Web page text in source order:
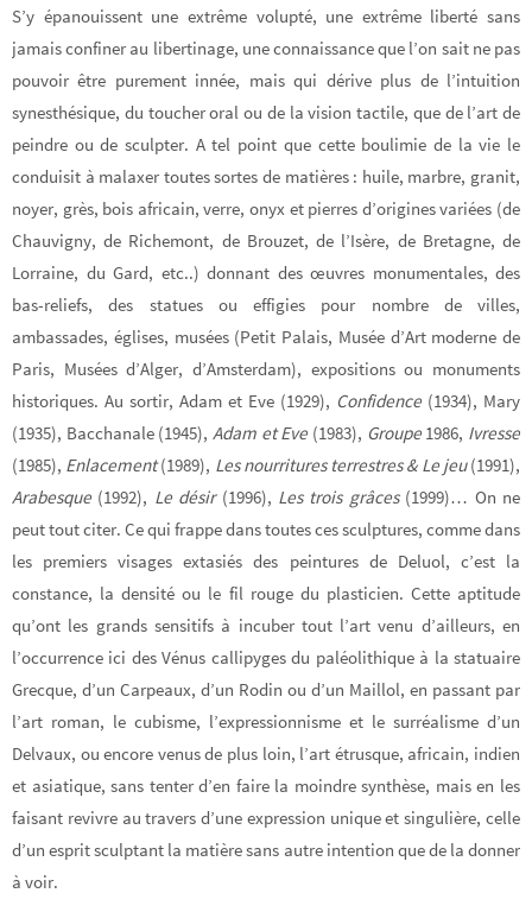
S’y épanouissent une extrême volupté, une extrême liberté sans
jamais confiner au libertinage, une connaissance que l’on sait ne pas
pouvoir être purement innée, mais qui dérive plus de l’intuition
synesthésique, du toucher oral ou de la vision tactile, que de l’art de
peindre ou de sculpter. A tel point que cette boulimie de la vie le
conduisit à malaxer toutes sortes de matières : huile, marbre, granit,
noyer, grès, bois africain, verre, onyx et pierres d’origines variées (de
Chauvigny, de Richemont, de Brouzet, de l’Isère, de Bretagne, de
Lorraine, du Gard, etc..) donnant des œuvres monumentales, des
bas-reliefs, des statues ou effigies pour nombre de villes,
ambassades, églises, musées (Petit Palais, Musée d’Art moderne de
Paris, Musées d’Alger, d’Amsterdam), expositions ou monuments
historiques. Au sortir, Adam et Eve (1929), Confidence(1934), Mary
(1935), Bacchanale (1945), Adam et Eve(1983), Groupe1986, Ivresse
(1985), Enlacement(1989), Les nourritures terrestres & Le jeu(1991),
Arabesque(1992), Le désir(1996), Les trois grâces(1999)… On ne
peut tout citer. Ce qui frappe dans toutes ces sculptures, comme dans
les premiers visages extasiés des peintures de Deluol, c’est la
constance, la densité ou le fil rouge du plasticien. Cette aptitude
qu’ont les grands sensitifs à incuber tout l’art venu d’ailleurs, en
l’occurrence ici des Vénus callipyges du paléolithique à la statuaire
Grecque, d’un Carpeaux, d’un Rodin ou d’un Maillol, en passant par
l’art roman, le cubisme, l’expressionnisme et le surréalisme d’un
Delvaux, ou encore venus de plus loin, l’art étrusque, africain, indien
et asiatique, sans tenter d’en faire la moindre synthèse, mais en les
faisant revivre au travers d’une expression unique et singulière, celle
d’un esprit sculptant la matière sans autre intention que de la donner
à voir.